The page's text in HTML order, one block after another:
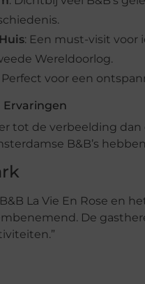
: Een must-visit voor
Wereldoorlog.
Perfect voor een
Ervaringen
tot de verbeelding dan
B&B’s
La Vie En Rose en
De